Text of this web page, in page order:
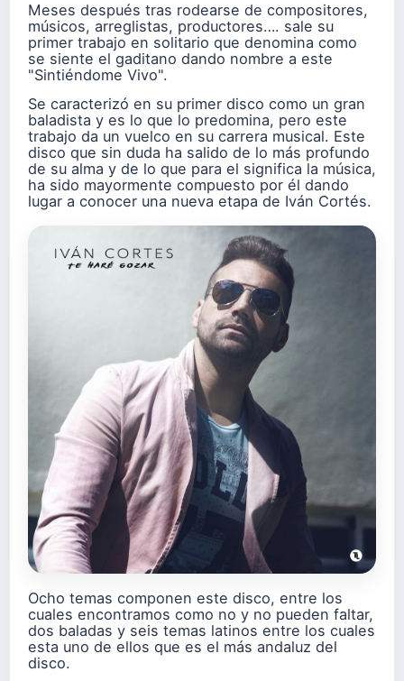
Meses después tras rodearse de compositores,
músicos, arreglistas, productores…. sale su
primer trabajo en solitario que denomina como
se siente el gaditano dando nombre a este
"Sintiéndome Vivo".
Se caracterizó en su primer disco como un gran
baladista y es lo que lo predomina, pero este
trabajo da un vuelco en su carrera musical. Este
disco que sin duda ha salido de lo más profundo
de su alma y de lo que para el significa la música,
ha sido mayormente compuesto por él dando
lugar a conocer una nueva etapa de Iván Cortés.
Ocho temas componen este disco, entre los
cuales encontramos como no y no pueden faltar,
dos baladas y seis temas latinos entre los cuales
esta uno de ellos que es el más andaluz del
disco.